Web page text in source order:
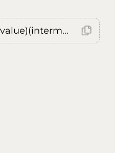
Error: (intermediate value)(intermediate value)(intermediate value).replaceAll is not a function